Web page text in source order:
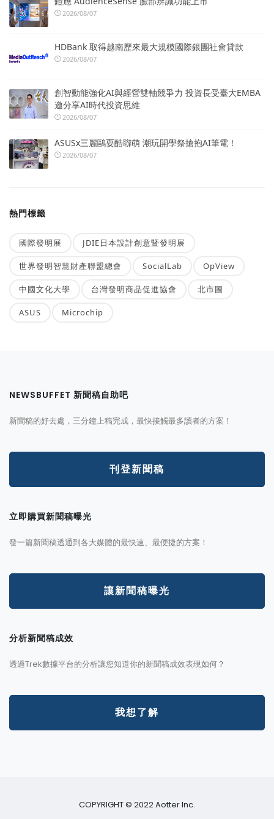
2026/08/07
HDBank 取得越南歷來最大規模國際銀團社會貸款
2026/08/07
創智動能強化AI與經營雙軸競爭力 投資長受臺大EMBA
邀分享AI時代投資思維
2026/08/07
ASUSx三麗鷗耍酷聯萌 潮玩開學祭搶抱AI筆電！
2026/08/07
熱門標籤
國際發明展 JDIE日本設計創意暨發明展
世界發明智慧財產聯盟總會 SocialLab OpView
中國文化大學 台灣發明商品促進協會 北市圖
ASUS Microchip
NEWSBUFFET 新聞稿自助吧
新聞稿的好去處，三分鐘上稿完成，最快接觸最多讀者的方案！
刊登新聞稿
立即購買新聞稿曝光
發一篇新聞稿透通到各大媒體的最快速、最便捷的方案！
讓新聞稿曝光
分析新聞稿成效
透過Trek數據平台的分析讓您知道你的新聞稿成效表現如何？
我想了解
COPYRIGHT © 2022 Aotter Inc.